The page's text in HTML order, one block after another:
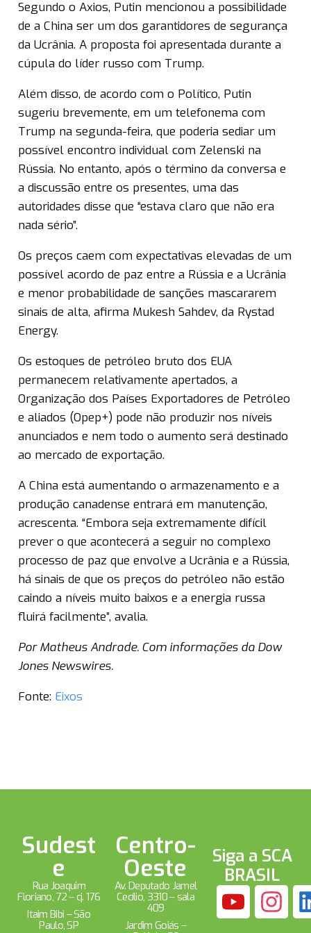
Segundo o Axios, Putin mencionou a possibilidade
de a China ser um dos garantidores de segurança
da Ucrânia. A proposta foi apresentada durante a
cúpula do líder russo com Trump.
Além disso, de acordo com o Político, Putin
sugeriu brevemente, em um telefonema com
Trump na segunda-feira, que poderia sediar um
possível encontro individual com Zelenski na
Rússia. No entanto, após o término da conversa e
a discussão entre os presentes, uma das
autoridades disse que “estava claro que não era
nada sério”.
Os preços caem com expectativas elevadas de um
possível acordo de paz entre a Rússia e a Ucrânia
e menor probabilidade de sanções mascararem
sinais de alta, afirma Mukesh Sahdev, da Rystad
Energy.
Os estoques de petróleo bruto dos EUA
permanecem relativamente apertados, a
Organização dos Países Exportadores de Petróleo
e aliados (Opep+) pode não produzir nos níveis
anunciados e nem todo o aumento será destinado
ao mercado de exportação.
A China está aumentando o armazenamento e a
produção canadense entrará em manutenção,
acrescenta. “Embora seja extremamente difícil
prever o que acontecerá a seguir no complexo
processo de paz que envolve a Ucrânia e a Rússia,
há sinais de que os preços do petróleo não estão
caindo a níveis muito baixos e a energia russa
fluirá facilmente”, avalia.
Por Matheus Andrade. Com informações da Dow
Jones Newswires.
Fonte: Eixos
Sudest
e
Rua Joaquim
Floriano, 72 – cj. 176
Itaim Bibi – São
Paulo, SP
Centro-
Oeste
Av. Deputado Jamel
Cecílio, 3310 – sala
409
Jardim Goiás –
Siga a SCA
BRASIL